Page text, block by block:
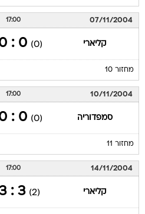
07/11/2004
17:00
קליארי (0)
0 : 0
מחזור 10
10/11/2004
17:00
סמפדוריה (0)
0 : 0
מחזור 11
14/11/2004
17:00
קליארי (2)
3 : 3